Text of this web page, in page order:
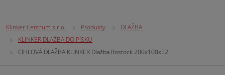
Klinker Centrum s.r.o. Produkty
DLAŽBA
KLINKER DLAŽBA DO PÍSKU
CIHLOVÁ DLAŽBA KLINKER Dlažba Rostock 200x100x52